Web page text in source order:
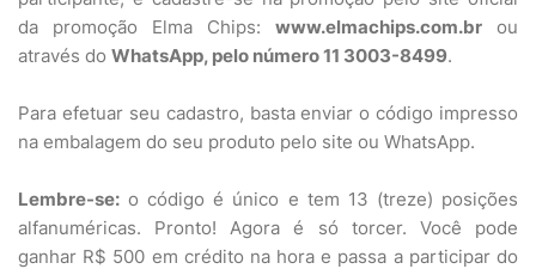
da promoção Elma Chips: www.elmachips.com.br ou
através do WhatsApp, pelo número 11 3003-8499.
Para efetuar seu cadastro, basta enviar o código impresso
na embalagem do seu produto pelo site ou WhatsApp.
Lembre-se: o código é único e tem 13 (treze) posições
alfanuméricas. Pronto! Agora é só torcer. Você pode
ganhar R$ 500 em crédito na hora e passa a participar do